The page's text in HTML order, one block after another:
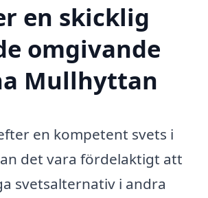
en skicklig
omgivande
Mullhyttan
en kompetent svets i
det vara fördelaktigt att
svetsalternativ i andra